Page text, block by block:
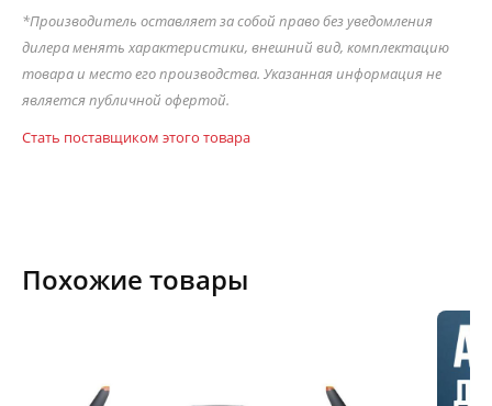
*Производитель оставляет за собой право без уведомления
дилера менять характеристики, внешний вид, комплектацию
товара и место его производства. Указанная информация не
является публичной офертой.
Стать поставщиком этого товара
Похожие товары